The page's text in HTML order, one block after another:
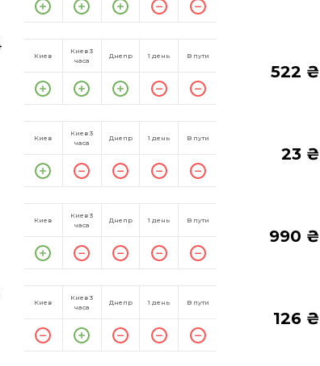
Киев
Киев 3
часа
Днепр 1 день В пути
522 ₴
Киев
Киев 3
часа
Днепр 1 день В пути
23 ₴
Киев
Киев 3
часа
Днепр 1 день В пути
990 ₴
Киев
Киев 3
часа
Днепр 1 день В пути
126 ₴